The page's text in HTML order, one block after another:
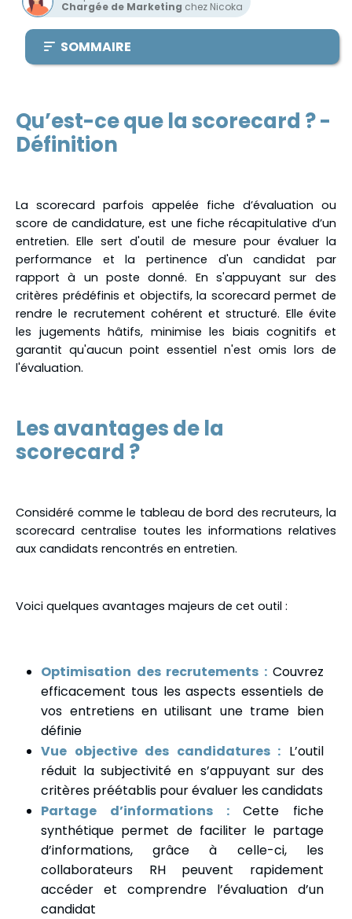
Qu’est-ce que la scorecard ? -
Définition
La scorecard parfois appelée fiche d’évaluation ou
score de candidature, est une fiche récapitulative d’un
entretien. Elle sert d'outil de mesure pour évaluer la
performance et la pertinence d'un candidat par
rapport à un poste donné. En s'appuyant sur des
critères prédéfinis et objectifs, la scorecard permet de
rendre le recrutement cohérent et structuré. Elle évite
les jugements hâtifs, minimise les biais cognitifs et
garantit qu'aucun point essentiel n'est omis lors de
l'évaluation.
Les avantages de la
scorecard ?
Considéré comme le tableau de bord des recruteurs, la
scorecard centralise toutes les informations relatives
aux candidats rencontrés en entretien.
Voici quelques avantages majeurs de cet outil :
Optimisation des recrutements : Couvrez
efficacement tous les aspects essentiels de
vos entretiens en utilisant une trame bien
définie
Vue objective des candidatures : L’outil
réduit la subjectivité en s’appuyant sur des
critères préétablis pour évaluer les candidats
Partage d’informations : Cette fiche
synthétique permet de faciliter le partage
d’informations, grâce à celle-ci, les
collaborateurs RH peuvent rapidement
accéder et comprendre l’évaluation d’un
candidat
Chargée de Marketing chez Nicoka
SOMMAIRE